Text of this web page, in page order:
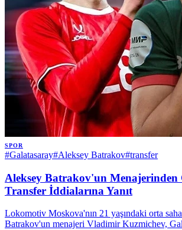
SPOR
#Galatasaray#Aleksey Batrakov#transfer
Aleksey Batrakov'un Menajerinden
Transfer İddialarına Yanıt
Lokomotiv Moskova'nın 21 yaşındaki orta
Batrakov'un menajeri Vladimir Kuzmichev,